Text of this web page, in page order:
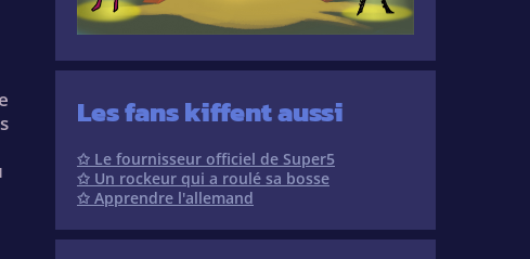
Les fans kiffent aussi
✩ Le fournisseur officiel de Super5
✩ Un rockeur qui a roulé sa bosse
✩ Apprendre l'allemand